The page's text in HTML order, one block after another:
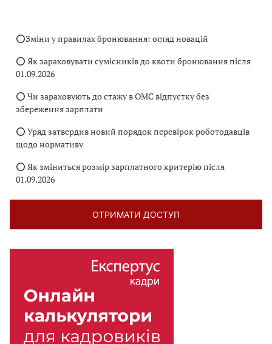
⭕️Зміни у правилах бронювання: огляд новацій
⭕️ Як зараховувати сумісників до квоти бронювання після
01.09.2026
⭕️ Чи зараховують до стажу в ОМС відпустку без
збереження зарплати
⭕️ Уряд затвердив новий порядок перевірок роботодавців
щодо нормативу
⭕️ Як зміниться розмір зарплатного критерію після
01.09.2026
ОТРИМАТИ ДОСТУП